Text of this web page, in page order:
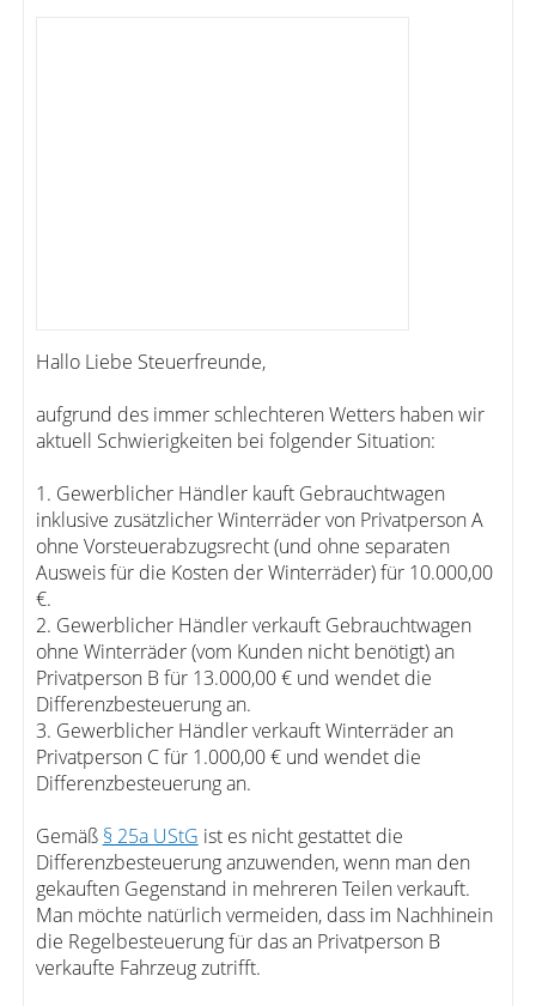
Hallo Liebe Steuerfreunde,
aufgrund des immer schlechteren Wetters haben wir
aktuell Schwierigkeiten bei folgender Situation:
1. Gewerblicher Händler kauft Gebrauchtwagen
inklusive zusätzlicher Winterräder von Privatperson A
ohne Vorsteuerabzugsrecht (und ohne separaten
Ausweis für die Kosten der Winterräder) für 10.000,00
€.
2. Gewerblicher Händler verkauft Gebrauchtwagen
ohne Winterräder (vom Kunden nicht benötigt) an
Privatperson B für 13.000,00 € und wendet die
Differenzbesteuerung an.
3. Gewerblicher Händler verkauft Winterräder an
Privatperson C für 1.000,00 € und wendet die
Differenzbesteuerung an.
Gemäß § 25a UStG ist es nicht gestattet die
Differenzbesteuerung anzuwenden, wenn man den
gekauften Gegenstand in mehreren Teilen verkauft.
Man möchte natürlich vermeiden, dass im Nachhinein
die Regelbesteuerung für das an Privatperson B
verkaufte Fahrzeug zutrifft.